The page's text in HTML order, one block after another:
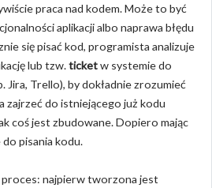
praca nad kodem. Może to być
aplikacji albo naprawa błędu
się pisać kod, programista analizuje
lub tzw.ticketw systemie do
Jira, Trello), by dokładnie zrozumieć
zajrzeć do istniejącego już kodu
coś jest zbudowane. Dopiero mając
do pisania kodu.
najpierw tworzona jest